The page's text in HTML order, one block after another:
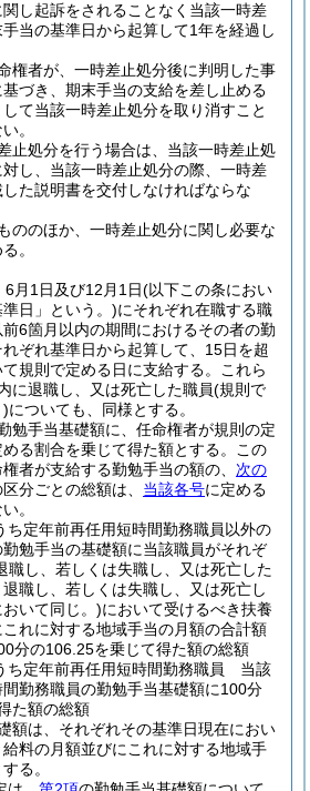
し起訴をされることなく当該一時差
当の基準日から起算して1年を経過し
権者が、一時差止処分後に判明した事
づき、期末手当の支給を差し止める
て当該一時差止処分を取り消すこと
。
止処分を行う場合は、当該一時差止処
し、当該一時差止処分の際、一時差
た説明書を交付しなければならな
ののほか、一時差止処分に関し必要な
。
6月1日及び12月1日(以下この条におい
日」という。)にそれぞれ在職する職
6箇月以内の期間におけるその者の勤
ぞれ基準日から起算して、15日を超
規則で定める日に支給する。
これら
に退職し、又は死亡した職員(規則で
)についても、同様とする。
勉手当基礎額に、任命権者が規則の定
る割合を乗じて得た額とする。
この
者が支給する勤勉手当の額の、 次の
分ごとの総額は、 当該各号に定める
。
ち定年前再任用短時間勤務職員以外の
勉手当の基礎額に当該職員がそれぞ
職し、若しくは失職し、又は死亡した
職し、若しくは失職し、又は死亡し
おいて同じ。)において受けるべき扶養
れに対する地域手当の月額の合計額
分の106.25を乗じて得た額の総額
ち定年前再任用短時間勤務職員 当該
勤務職員の勤勉手当基礎額に100分
た額の総額
額は、それぞれその基準日現在におい
料の月額並びにこれに対する地域手
る。